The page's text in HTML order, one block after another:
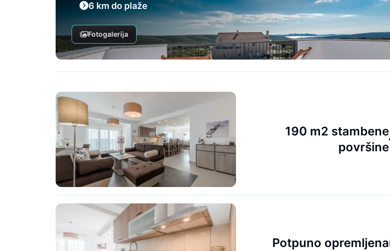
6 km do plaže
Fotogalerija
190 m2 stambene
površine
Potpuno opremljena